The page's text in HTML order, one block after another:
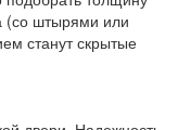
(со штырями или
станут скрытые